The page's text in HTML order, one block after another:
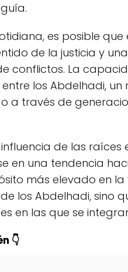
es posible
de la justicia y
conflictos. La
los Abdelhadi,
a través de
de las
en una tendencia
más elevado en la
los Abdelhadi, sino
en las que se
👇